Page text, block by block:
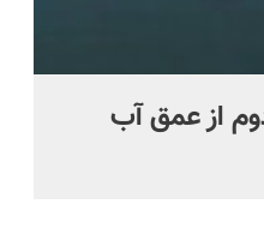
از عمق آب